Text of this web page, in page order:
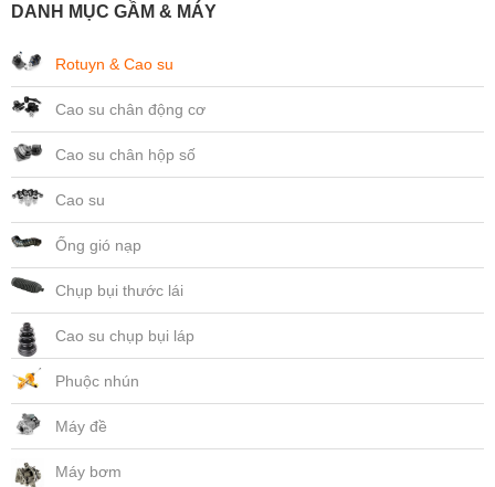
DANH MỤC GẦM & MÁY
Rotuyn & Cao su
Cao su chân động cơ
Cao su chân hộp số
Cao su
Ống gió nạp
Chụp bụi thước lái
Cao su chụp bụi láp
Phuộc nhún
Máy đề
Máy bơm